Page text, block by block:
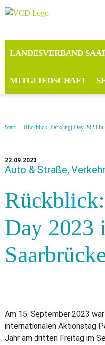
LANDESVERBAND
MITGLIEDSCHAFT
Start· Rückblick: Park(ing) Day 2023 in
22.09.2023
Auto & Straße,
Day 2023
Am 15. September 2023
internationalen Aktionstag
Jahr am dritten Freitag im